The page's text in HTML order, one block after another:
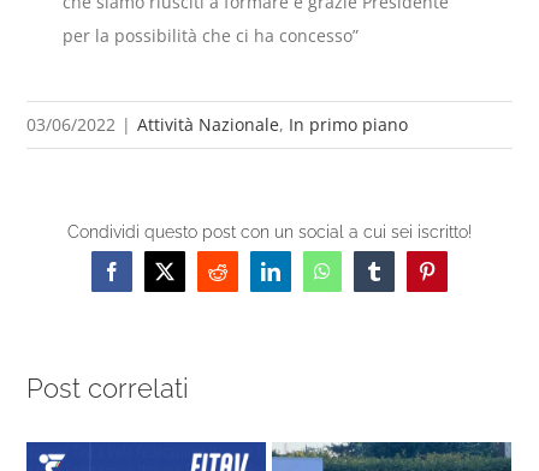
per la possibilità che ci ha concesso”
03/06/2022 | Attività Nazionale, In primo piano
Condividi questo post con un social a cui sei iscritto!
Facebook
X RedditLinkedInWhatsAppTumblrPinterest
Post correlati